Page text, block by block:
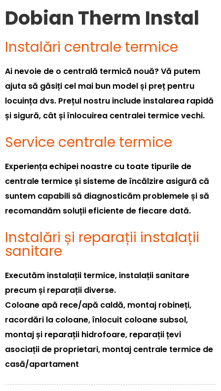
Dobian Therm Instal
Instalări centrale termice
Ai nevoie de o centrală termică nouă? Vă putem
ajuta să găsiți cel mai bun model și preț pentru
locuința dvs. Prețul nostru include instalarea rapidă
și sigură, cât și înlocuirea centralei termice vechi.
Service centrale termice
Experiența echipei noastre cu toate tipurile de
centrale termice și sisteme de încălzire asigură că
suntem capabili să diagnosticăm problemele și să
recomandăm soluții eficiente de fiecare dată.
Instalări și reparații instalații
sanitare
Executăm instalații termice, instalații sanitare
precum și reparații diverse.
Coloane apă rece/apă caldă, montaj robineți,
racordări la coloane, înlocuit coloane subsol,
montaj și reparații hidrofoare, reparații țevi
asociații de proprietari, montaj centrale termice de
casă/apartament